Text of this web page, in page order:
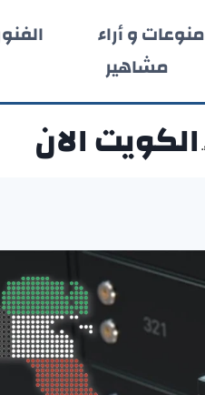
منوعات و أراء
مشاهير
الكويت الان